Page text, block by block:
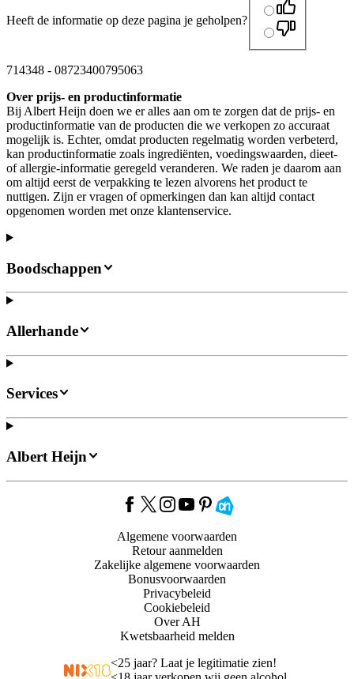
Heeft de informatie op deze pagina je geholpen?
714348 - 08723400795063
Over prijs- en productinformatie
Bij Albert Heijn doen we er alles aan om te zorgen dat de prijs- en
productinformatie van de producten die we verkopen zo accuraat
mogelijk is. Echter, omdat producten regelmatig worden verbeterd,
kan productinformatie zoals ingrediënten, voedingswaarden, dieet-
of allergie-informatie geregeld veranderen. We raden je daarom aan
om altijd eerst de verpakking te lezen alvorens het product te
nuttigen. Zijn er vragen of opmerkingen dan kan altijd contact
opgenomen worden met onze klantenservice.
Boodschappen
Allerhande
Services
Albert Heijn
Algemene voorwaarden
Retour aanmelden
Zakelijke algemene voorwaarden
Bonusvoorwaarden
Privacybeleid
Cookiebeleid
Over AH
Kwetsbaarheid melden
<25 jaar? Laat je legitimatie zien!